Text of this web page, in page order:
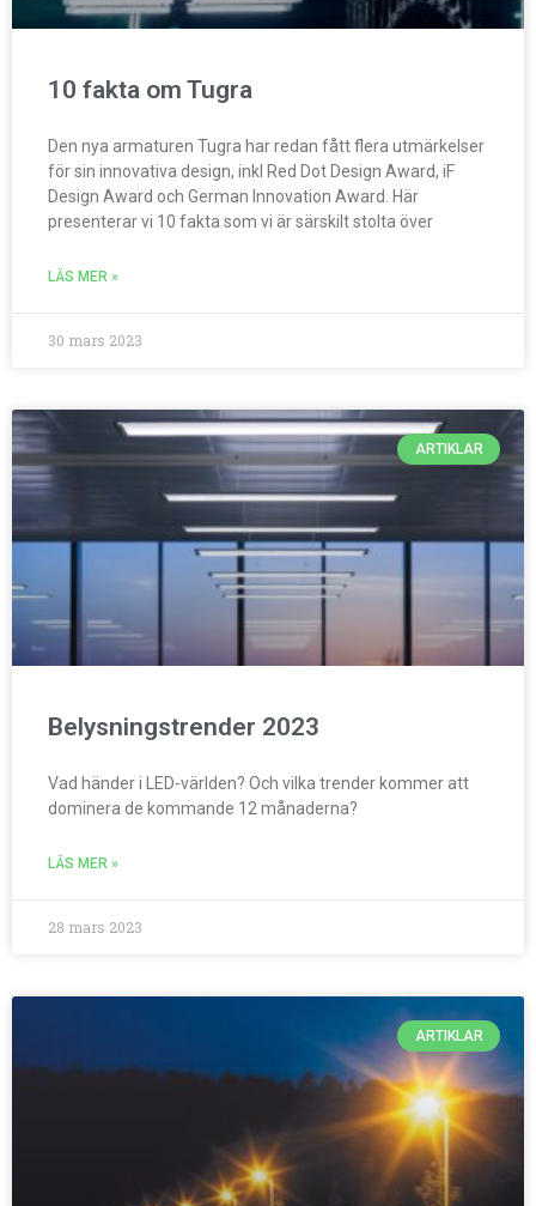
10 fakta om Tugra
Den nya armaturen Tugra har redan fått flera utmärkelser
för sin innovativa design, inkl Red Dot Design Award, iF
Design Award och German Innovation Award. Här
presenterar vi 10 fakta som vi är särskilt stolta över
LÄS MER »
30 mars 2023
ARTIKLAR
Belysningstrender 2023
Vad händer i LED-världen? Och vilka trender kommer att
dominera de kommande 12 månaderna?
LÄS MER »
28 mars 2023
ARTIKLAR